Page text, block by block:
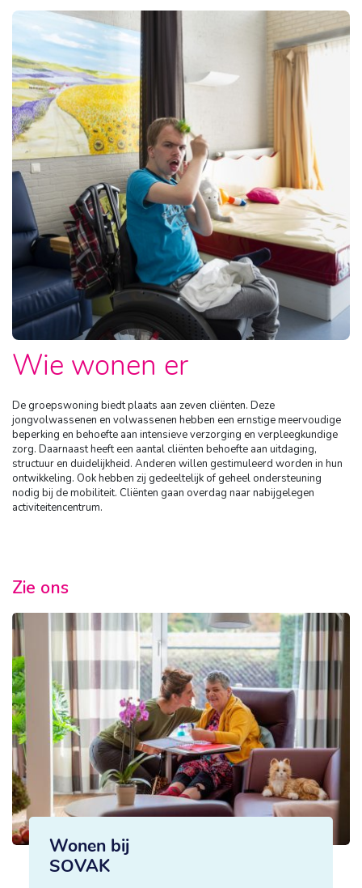
Wie wonen er
De groepswoning biedt plaats aan zeven cliënten. Deze
jongvolwassenen en volwassenen hebben een ernstige meervoudige
beperking en behoefte aan intensieve verzorging en verpleegkundige
zorg. Daarnaast heeft een aantal cliënten behoefte aan uitdaging,
structuur en duidelijkheid. Anderen willen gestimuleerd worden in hun
ontwikkeling. Ook hebben zij gedeeltelijk of geheel ondersteuning
nodig bij de mobiliteit. Cliënten gaan overdag naar nabijgelegen
activiteitencentrum.
Zie ons
Wonen bij
SOVAK